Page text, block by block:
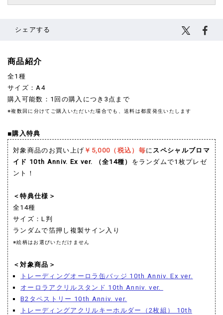
シェアする
商品紹介
全1種
サイズ：A4
購入可能数：1回の購入につき3点まで
※複数回に分けてご購入いただいた場合でも、送料は都度発生いたします
■購入特典
対象商品のお買い上げ ￥5,000（税込）毎に スペシャルブロマ
イド 10th Anniv. Ex ver.
（全14種） をランダムで1枚プレゼ
ント！
＜特典仕様＞
全14種
サイズ：L判
ランダムで箔押し複製サイン入り
※絵柄はお選びいただけません
＜対象商品＞
トレーディングオーロラ缶バッジ 10th Anniv. Ex ver.
オーロラアクリルスタンド 10th Anniv. ver.
B2タペストリー 10th Anniv. ver.
トレーディングアクリルキーホルダー（2枚組） 10th